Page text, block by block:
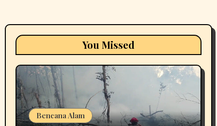
You Missed
Bencana Alam